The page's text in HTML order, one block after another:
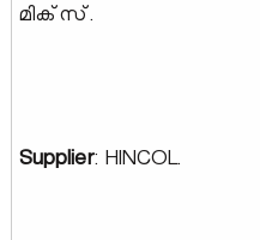
മിക്‌സ്.
Supplier: HINCOL.